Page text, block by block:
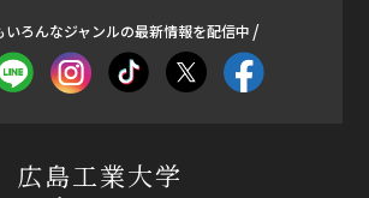
いろんなジャンルの最新情報を配信中
広島工業大学